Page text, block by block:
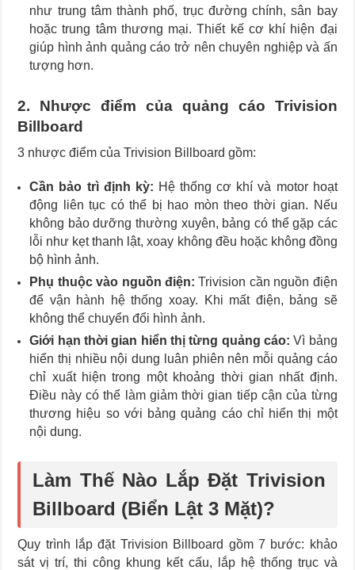
như trung tâm thành phố, trục đường chính, sân bay
hoặc trung tâm thương mại. Thiết kế cơ khí hiện đại
giúp hình ảnh quảng cáo trở nên chuyên nghiệp và ấn
tượng hơn.
2. Nhược điểm của quảng cáo Trivision
Billboard
3 nhược điểm của Trivision Billboard gồm:
Cần bảo trì định kỳ: Hệ thống cơ khí và motor hoạt
động liên tục có thể bị hao mòn theo thời gian. Nếu
không bảo dưỡng thường xuyên, bảng có thể gặp các
lỗi như kẹt thanh lật, xoay không đều hoặc không đồng
bộ hình ảnh.
Phụ thuộc vào nguồn điện: Trivision cần nguồn điện
để vận hành hệ thống xoay. Khi mất điện, bảng sẽ
không thể chuyển đổi hình ảnh.
Giới hạn thời gian hiển thị từng quảng cáo: Vì bảng
hiển thị nhiều nội dung luân phiên nên mỗi quảng cáo
chỉ xuất hiện trong một khoảng thời gian nhất định.
Điều này có thể làm giảm thời gian tiếp cận của từng
thương hiệu so với bảng quảng cáo chỉ hiển thị một
nội dung.
Làm Thế Nào Lắp Đặt Trivision
Billboard (Biển Lật 3 Mặt)?
Quy trình lắp đặt Trivision Billboard gồm 7 bước: khảo
sát vị trí, thi công khung kết cấu, lắp hệ thống trục và